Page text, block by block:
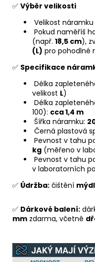
✅ Výběr velikosti
Velikost
Pokud naměříš
(např. 18,5 cm),
(L) pro pohodlné
✅ Specifikace
Délka
velikost L)
Délka
100): cca 1,4 m
Šířka náramku:
Černá plastová
Pevnost v tahu
kg (měřeno v
Pevnost v tahu
v laboratorních
✅ Údržba: čištění
✅ Dárkové balení:
mm zdarma, včetně